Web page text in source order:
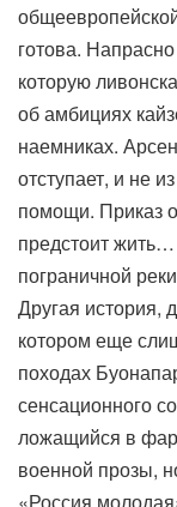
готова.
которую
об амбициях
наемниках.
отступает, и не
помощи. Приказ
предстоит
пограничной
Другая история,
котором еще
походах
сенсационного
ложащийся в
военной прозы,
«Россия